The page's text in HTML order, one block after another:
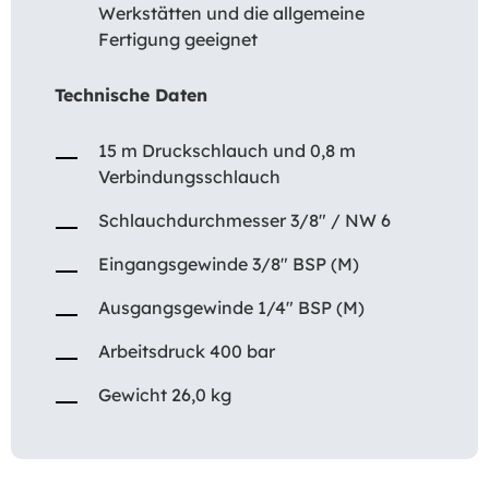
Werkstätten und die allgemeine
Fertigung geeignet
Technische Daten
15 m Druckschlauch und 0,8 m
Verbindungsschlauch
Schlauchdurchmesser 3/8″ / NW 6
Eingangsgewinde 3/8″ BSP (M)
Ausgangsgewinde 1/4″ BSP (M)
Arbeitsdruck 400 bar
Gewicht 26,0 kg